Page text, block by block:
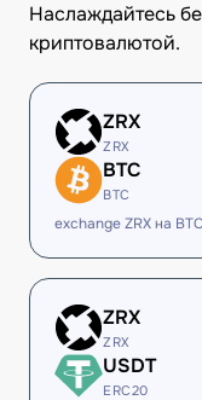
Наслаждайтесь
криптовалютой.
ZRX
ZRX
BTC
BTC
exchange ZRX на
ZRX
ZRX
USDT
ERC20